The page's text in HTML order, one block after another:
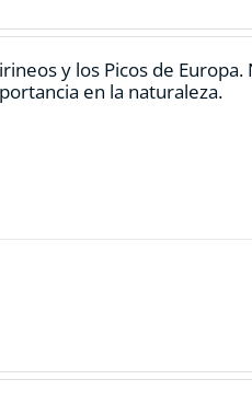
y los Picos de Europa.
en la naturaleza.